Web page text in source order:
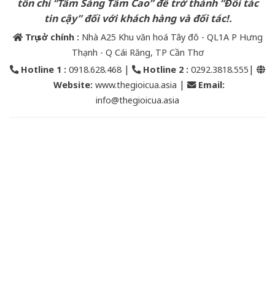
tôn chỉ “Tâm Sáng Tầm Cao” để trở thành “Đối tác
tin cậy” đối với khách hàng và đối tác!.
Trụ sở chính : Nhà A25 Khu văn hoá Tây đô - QL1A P Hưng
Thạnh - Q Cái Răng, TP Cần Thơ
Hotline 1 : 0918.628.468 | Hotline 2 : 0292.3818.555 |
Website: www.thegioicua.asia | Email:
info@thegioicua.asia